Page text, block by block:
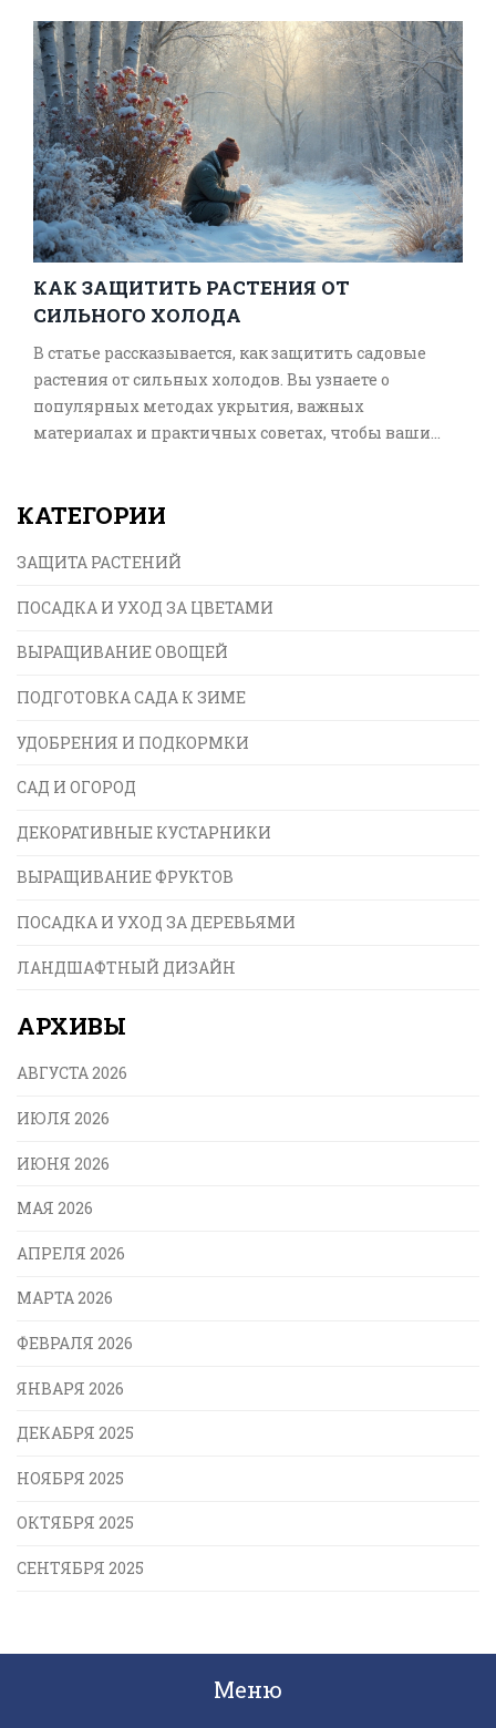
КАК ЗАЩИТИТЬ РАСТЕНИЯ ОТ
СИЛЬНОГО ХОЛОДА
В статье рассказывается, как защитить садовые
растения от сильных холодов. Вы узнаете о
популярных методах укрытия, важных
материалах и практичных советах, чтобы ваши
навредить растениям. Узнайте, как правильно
новыми силами.
КАТЕГОРИИ
ЗАЩИТА РАСТЕНИЙ
ПОСАДКА И УХОД ЗА ЦВЕТАМИ
ВЫРАЩИВАНИЕ ОВОЩЕЙ
ПОДГОТОВКА САДА К ЗИМЕ
УДОБРЕНИЯ И ПОДКОРМКИ
САД И ОГОРОД
ДЕКОРАТИВНЫЕ КУСТАРНИКИ
ВЫРАЩИВАНИЕ ФРУКТОВ
ПОСАДКА И УХОД ЗА ДЕРЕВЬЯМИ
ЛАНДШАФТНЫЙ ДИЗАЙН
АРХИВЫ
АВГУСТА 2026
ИЮЛЯ 2026
ИЮНЯ 2026
МАЯ 2026
АПРЕЛЯ 2026
МАРТА 2026
ФЕВРАЛЯ 2026
ЯНВАРЯ 2026
ДЕКАБРЯ 2025
НОЯБРЯ 2025
ОКТЯБРЯ 2025
СЕНТЯБРЯ 2025
Меню